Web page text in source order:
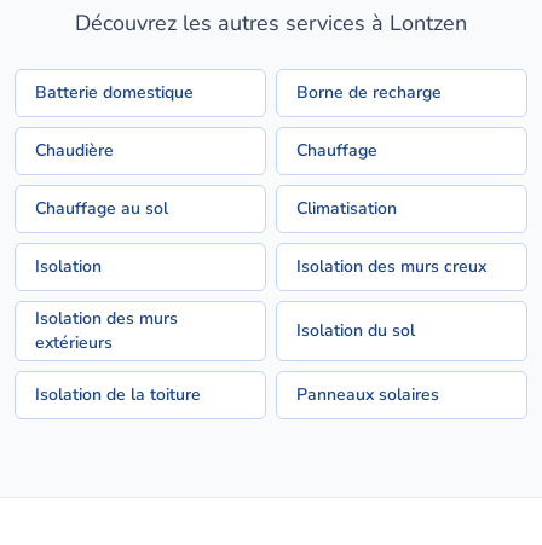
Découvrez les autres services à Lontzen
Batterie domestique Borne de recharge
Chaudière Chauffage
Chauffage au sol Climatisation
Isolation Isolation des murs creux
Isolation des murs
extérieurs
Isolation du sol
Isolation de la toiture Panneaux solaires